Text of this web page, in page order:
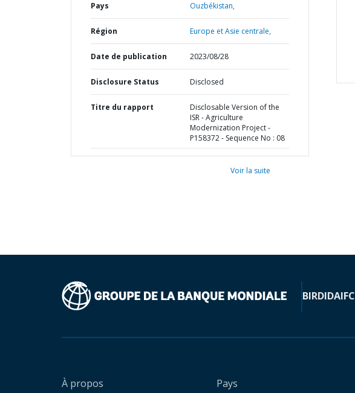
Pays Ouzbékistan,
Région Europe et Asie centrale,
Date de publication 2023/08/28
Disclosure Status Disclosed
Titre du rapport
Disclosable Version of the
ISR - Agriculture
Modernization Project -
P158372 - Sequence No : 08
Voir la suite
BIRDIDAIFC
À propos Pays